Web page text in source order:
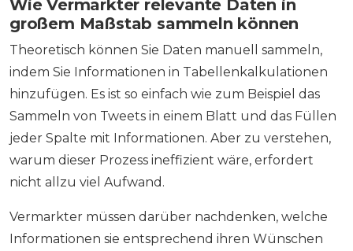
Wie Vermarkter relevante Daten in
großem Maßstab sammeln können
Theoretisch können Sie Daten manuell sammeln,
indem Sie Informationen in Tabellenkalkulationen
hinzufügen. Es ist so einfach wie zum Beispiel das
Sammeln von Tweets in einem Blatt und das Füllen
jeder Spalte mit Informationen. Aber zu verstehen,
warum dieser Prozess ineffizient wäre, erfordert
nicht allzu viel Aufwand.
Vermarkter müssen darüber nachdenken, welche
Informationen sie entsprechend ihren Wünschen